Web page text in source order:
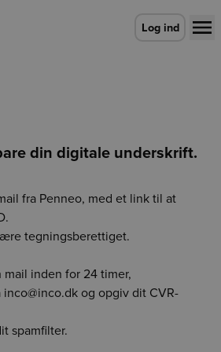
Log ind
din digitale underskrift.
fra Penneo, med et link til at
tegningsberettiget.
inden for 24 timer,
inco@inco.dk og opgiv dit CVR-
spamfilter.
Log ind igen for at fortsætte med at
mange kilo CO2/kuldioxid, der er
af 1 kg. drænvægt af den
at lægge varen i kurven med
siden for at fortsætte.
at fortsætte
skal du vælge en afdeling
BCK